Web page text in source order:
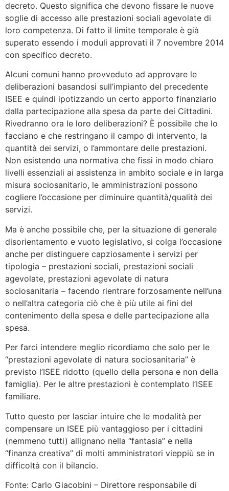
decreto. Questo significa che devono fissare le nuove
soglie di accesso alle prestazioni sociali agevolate di
loro competenza. Di fatto il limite temporale è già
superato essendo i moduli approvati il 7 novembre 2014
con specifico decreto.
Alcuni comuni hanno provveduto ad approvare le
deliberazioni basandosi sull’impianto del precedente
ISEE e quindi ipotizzando un certo apporto finanziario
dalla partecipazione alla spesa da parte dei Cittadini.
Rivedranno ora le loro deliberazioni? È possibile che lo
facciano e che restringano il campo di intervento, la
quantità dei servizi, o l’ammontare delle prestazioni.
Non esistendo una normativa che fissi in modo chiaro
livelli essenziali ai assistenza in ambito sociale e in larga
misura sociosanitario, le amministrazioni possono
cogliere l’occasione per diminuire quantità/qualità dei
servizi.
Ma è anche possibile che, per la situazione di generale
disorientamento e vuoto legislativo, si colga l’occasione
anche per distinguere capziosamente i servizi per
tipologia – prestazioni sociali, prestazioni sociali
agevolate, prestazioni agevolate di natura
sociosanitaria – facendo rientrare forzosamente nell’una
o nell’altra categoria ciò che è più utile ai fini del
contenimento della spesa e delle partecipazione alla
spesa.
Per farci intendere meglio ricordiamo che solo per le
“prestazioni agevolate di natura sociosanitaria” è
previsto l’ISEE ridotto (quello della persona e non della
famiglia). Per le altre prestazioni è contemplato l’ISEE
familiare.
Tutto questo per lasciar intuire che le modalità per
compensare un ISEE più vantaggioso per i cittadini
(nemmeno tutti) allignano nella “fantasia” e nella
“finanza creativa” di molti amministratori vieppiù se in
difficoltà con il bilancio.
Fonte: Carlo Giacobini – Direttore responsabile di